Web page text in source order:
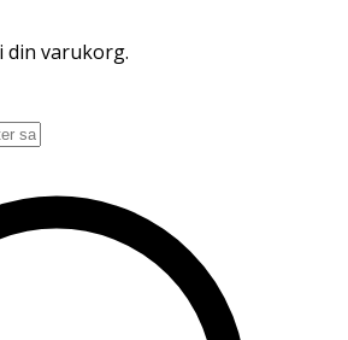
din varukorg.